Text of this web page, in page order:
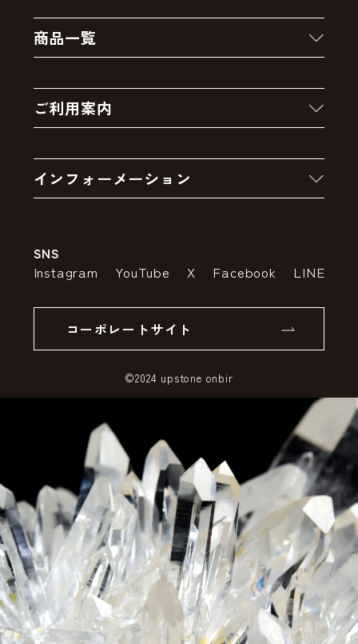
商品一覧
クーポン
卸販売・大量注文
ご利用案内
お支払いについて
ポイントについて
インフォーメーション
特定商取引法の表示
SSLサーバー証明書とは
SNS
Instagram YouTube X Facebook LINE
コーポレートサイト
©2024 upstone onbir